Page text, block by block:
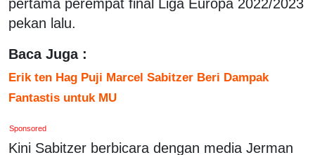
pertama perempat final Liga Europa 2022/2023
pekan lalu.
Baca Juga :
Erik ten Hag Puji Marcel Sabitzer Beri Dampak
Fantastis untuk MU
Sponsored
Kini Sabitzer berbicara dengan media Jerman